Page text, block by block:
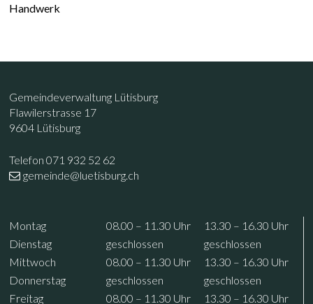
Handwerk
Footer
Kontakt
Gemeindeverwaltung Lütisburg
Flawilerstrasse 17
9604 Lütisburg
Telefon 071 932 52 62
gemeinde@luetisburg.ch
Öffnungszeiten
Wochentag VormittagNachmittag
Montag 08.00 – 11.30 Uhr 13.30 – 16.30 Uhr
Dienstag geschlossen
geschlossen
Mittwoch 08.00 – 11.30 Uhr 13.30 – 16.30 Uhr
Donnerstag geschlossen
geschlossen
Freitag 08.00 – 11.30 Uhr 13.30 – 16.30 Uhr